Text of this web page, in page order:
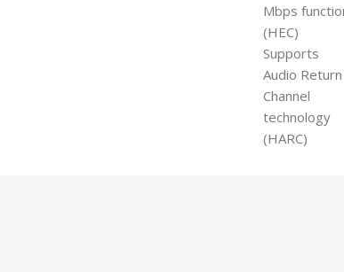
Mbps
(HEC)
Supports
Audio Return
Channel
technology
(HARC)